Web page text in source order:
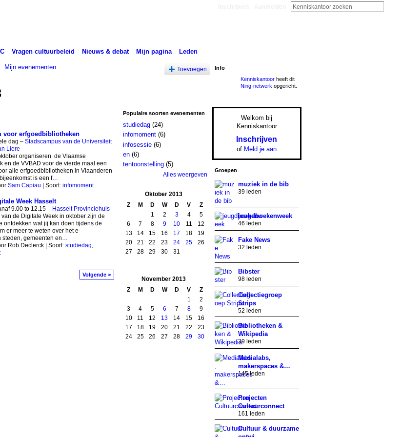
Vragen cultuurbeleid Nieuws & debat Mijn pagina Leden
Mijn evenementen Toevoegen
voor erfgoedbibliotheken
dag – Stadscampus van de Universiteit
Liere
organiseren de Vlaamse
en de VVBAD voor de vierde maal een
alle erfgoedbibliotheken in Vlaanderen
is een f…
Sam Capiau | Soort: infomoment
Week Hasselt
9.00 to 12.15 – Hasselt Provinciehuis
de Digitale Week in oktober zijn de
ontdekken wat jij kan doen tijdens de
er meer te weten over het e-
gemeenten en…
Rob Declerck | Soort: studiedag,
Volgende >
Populaire soorten evenementen
studiedag(24)
infomoment(6)
infosessie(6)
en(6)
tentoonstelling(5)
Alles weergeven
Oktober 2013
Z
M D W D V
Z
1
2 3 4
5
6
7 8 9 10 11
12
13
14 15 16 17 18
19
20
21 22 23 24 25
26
27
28 29 30 31
November 2013
Z
M D W D V
Z
1
2
3
4 5 6 7 8
9
10
11 12 13 14 15
16
17
18 19 20 21 22
23
24
25 26 27 28 29 30
Info
Kenniskantoorheeft dit
Ning-netwerk opgericht.
Welkom bij
Kenniskantoor
Inschrijven
of Meld je aan
Groepen
muziek in de bib
39 leden
jeugdboekenweek
46 leden
Fake News
32 leden
Bibster
98 leden
Collectiegroep
Strips
52 leden
Bibliotheken &
Wikipedia
39 leden
Medialabs,
makerspaces &…
145 leden
Projecten
Cultuurconnect
161 leden
Cultuur & duurzame